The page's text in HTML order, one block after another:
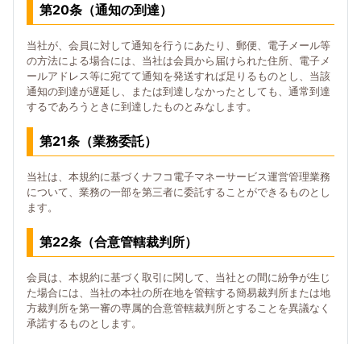
第20条（通知の到達）
当社が、会員に対して通知を行うにあたり、郵便、電子メール等
の方法による場合には、当社は会員から届けられた住所、電子メ
ールアドレス等に宛てて通知を発送すれば足りるものとし、当該
通知の到達が遅延し、または到達しなかったとしても、通常到達
するであろうときに到達したものとみなします。
第21条（業務委託）
当社は、本規約に基づくナフコ電子マネーサービス運営管理業務
について、業務の一部を第三者に委託することができるものとし
ます。
第22条（合意管轄裁判所）
会員は、本規約に基づく取引に関して、当社との間に紛争が生じ
た場合には、当社の本社の所在地を管轄する簡易裁判所または地
方裁判所を第一審の専属的合意管轄裁判所とすることを異議なく
承諾するものとします。